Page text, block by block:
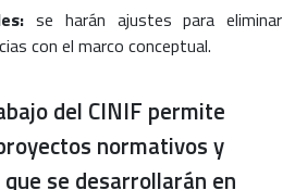
se harán ajustes para eliminar
con el marco conceptual.
del CINIF permite
normativos y
se desarrollarán en